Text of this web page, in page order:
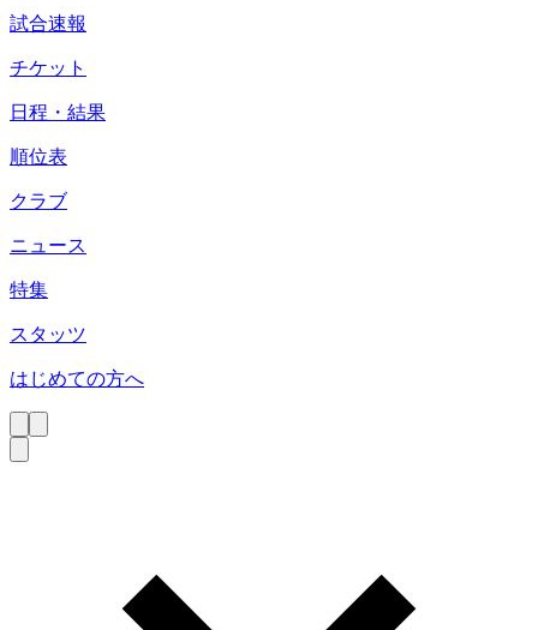
試合速報
チケット
日程・結果
順位表
クラブ
ニュース
特集
スタッツ
はじめての方へ